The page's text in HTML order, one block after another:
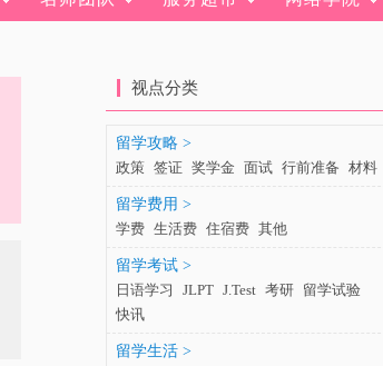
视点分类
留学攻略 >
政策 签证 奖学金 面试 行前准备 材料
留学费用 >
学费 生活费 住宿费 其他
留学考试 >
日语学习
JLPT J.Test 考研 留学试验
快讯
留学生活 >